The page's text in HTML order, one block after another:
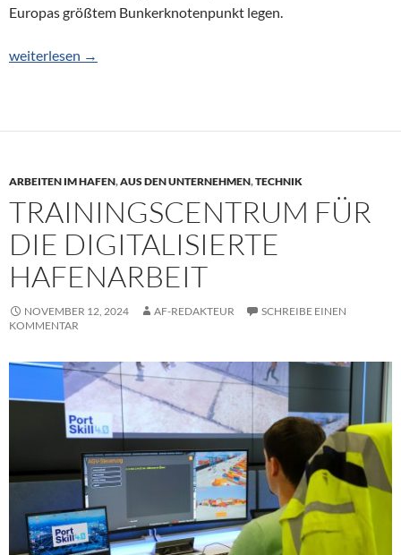
Europas größtem Bunkerknotenpunkt legen.
Erster digitaleR Bunkertest im Rotterdamer Hafen
weiterlesen →
ARBEITEN IM HAFEN,AUS DEN UNTERNEHMEN,TECHNIK
TRAININGSCENTRUM FÜR
DIE DIGITALISIERTE
HAFENARBEIT
NOVEMBER 12, 2024 AF-REDAKTEUR
SCHREIBE EINEN
KOMMENTAR